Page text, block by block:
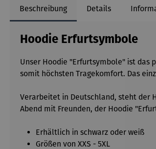
Beschreibung Details
Hoodie Erfurtsymbole
Unser Hoodie "Erfurtsymbole" ist das
somit höchsten Tragekomfort. Das
Verarbeitet in Deutschland, steht der
Abend mit Freunden, der Hoodie
Erhältlich in schwarz oder weiß
Größen von XXS - 5XL